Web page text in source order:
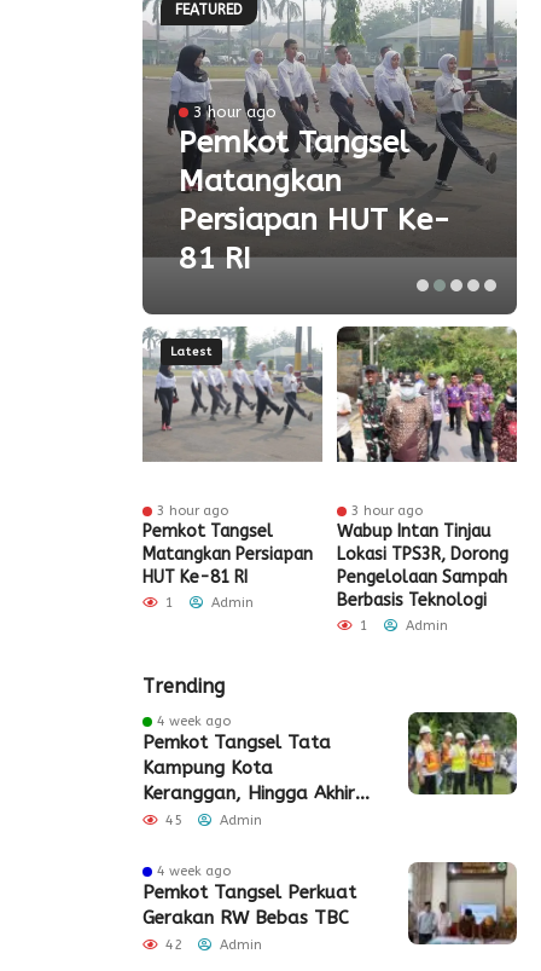
FEATURED
3 hour ago
Pemkot Tangsel
Matangkan
Persiapan HUT Ke-
81 RI
Latest
3 hour ago
Pemkot Tangsel
Matangkan Persiapan
HUT Ke-81 RI
1 Admin
3 hour ago
Wabup Intan Tinjau
Lokasi TPS3R, Dorong
Pengelolaan Sampah
Berbasis Teknologi
1 Admin
Trending
4 week ago
Pemkot Tangsel Tata
Kampung Kota
Keranggan, Hingga Akhir
2026
45 Admin
4 week ago
Pemkot Tangsel Perkuat
Gerakan RW Bebas TBC
42 Admin